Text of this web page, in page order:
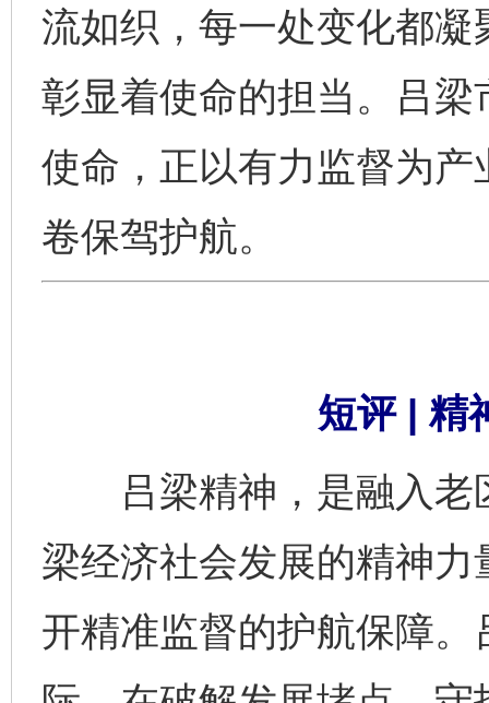
流如织，每一处变化都
彰显着使命的担当。吕
使命，正以有力监督为
卷保驾护航。
短评 | 精
吕梁精神，是融入老
梁经济社会发展的精神
开精准监督的护航保障